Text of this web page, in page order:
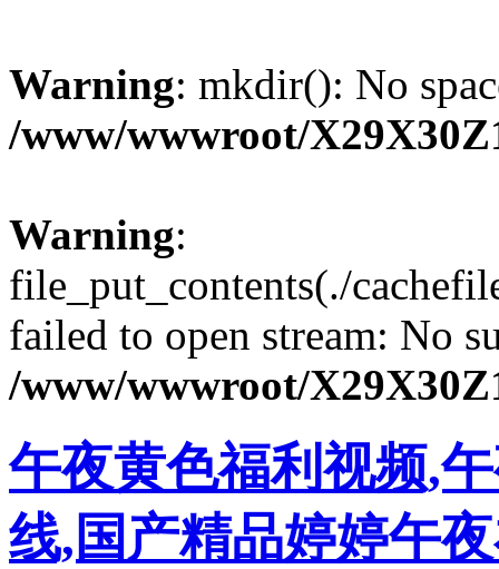
Warning: mkdir(): No
/www/wwwroot/
Warning:
file_put_contents(./
failed to open stream: No
/www/wwwroot/
午夜黄色福利视频,
线,国产精品婷婷午